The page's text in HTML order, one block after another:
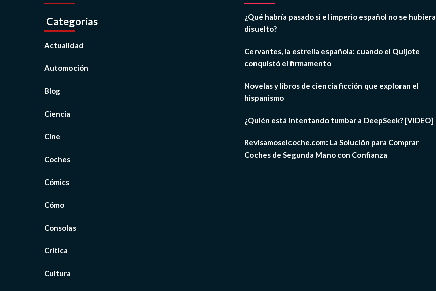
Categorías
Actualidad
Automoción
Blog
Ciencia
Cine
Coches
Cómics
Cómo
Consolas
Crítica
Cultura
¿Qué habría pasado si el imperio español no se hubiera
disuelto?
Cervantes, la estrella española: cuando el Quijote
conquistó el firmamento
Novelas y libros de ciencia ficción que exploran el
hispanismo
¿Quién está intentando tumbar a DeepSeek? [VIDEO]
Revisamoselcoche.com: La Solución para Comprar
Coches de Segunda Mano con Confianza